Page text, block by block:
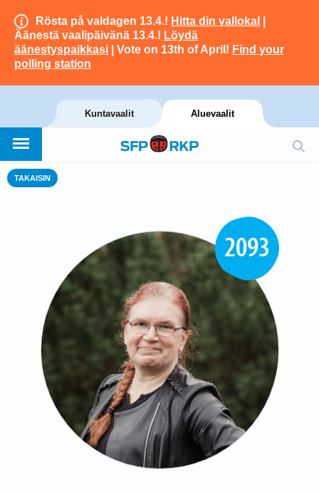
Rösta på valdagen 13.4.! Hitta din vallokal
Äänestä vaalipäivänä 13.4.! Löydä
äänestyspaikkasi | Vote on 13th of April! Find your
polling station
Kuntavaalit Aluevaalit
TAKAISIN
2093